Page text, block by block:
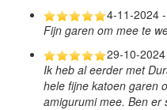
4-11-2024
Fijn garen om mee te
29-10-
Ik heb al eerder met
hele fijne katoen garen
amigurumi mee. Ben er